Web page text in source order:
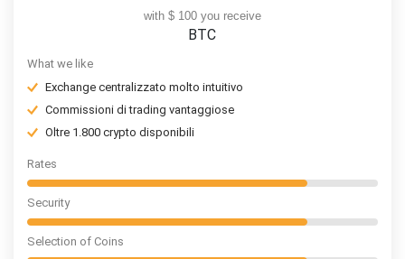
with $ 100 you receive
BTC
What we like
Exchange centralizzato molto intuitivo
Commissioni di trading vantaggiose
Oltre 1.800 crypto disponibili
Rates
Security
Selection of Coins